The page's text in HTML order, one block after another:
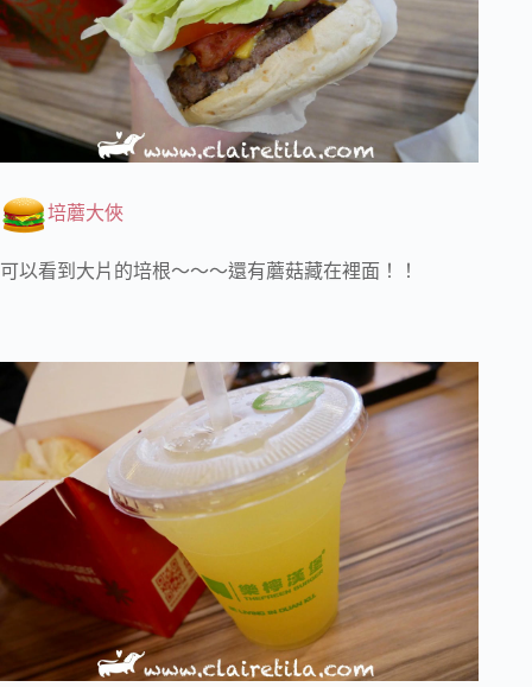
培蘑大俠
可以看到大片的培根～～～還有蘑菇藏在裡面！！